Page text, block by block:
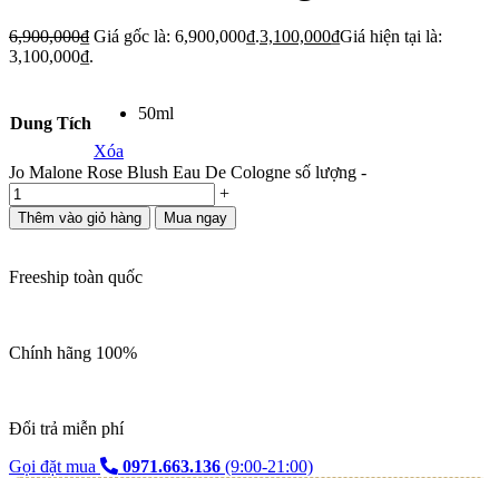
6,900,000₫ Giá gốc là: 6,900,000₫.3,100,000₫Giá hiện tại là:
3,100,000₫.
Dung Tích
50ml
Xóa
Jo Malone Rose Blush Eau De Cologne số lượng -
+
Thêm vào giỏ hàng Mua ngay
Freeship toàn quốc
Chính hãng 100%
Đổi trả miễn phí
Gọi đặt mua
0971.663.136 (9:00-21:00)